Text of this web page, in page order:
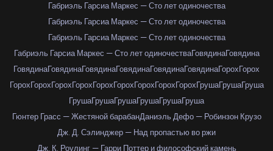
Габриэль Гарсиа Маркес — Сто лет одиночества
Габриэль Гарсиа Маркес — Сто лет одиночества
Габриэль Гарсиа Маркес — Сто лет одиночества
Габриэль Гарсиа Маркес — Сто лет одиночестваГовядинаГовядина
ГовядинаГовядинаГовядинаГовядинаГовядинаГовядинаГорохГорох
ГорохГорохГорохГорохГорохГорохГорохГорохГорохГрушаГрушаГруша
ГрушаГрушаГрушаГрушаГрушаГруша
Гюнтер Грасс — Жестяной барабанДаниэль Дефо — Робинзон Крузо
Дж. Д. Сэлинджер — Над пропастью во ржи
Дж. К. Роулинг — Гарри Поттер и философский камень